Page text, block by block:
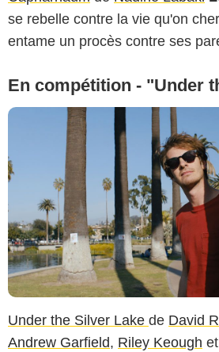
se rebelle contre la vie qu'on
entame un procès contre ses
En compétition - "Under
Under the Silver Lake de David
Andrew Garfield, Riley Keough et